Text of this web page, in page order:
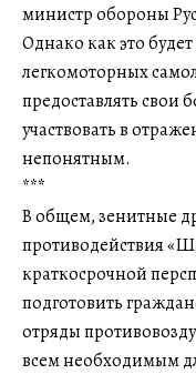
министр обороны
Однако как это
легкомоторных
предоставлять свои
участвовать в
непонятным.
***
В общем, зенитные
противодействия
краткосрочной
подготовить
отряды
всем необходимым